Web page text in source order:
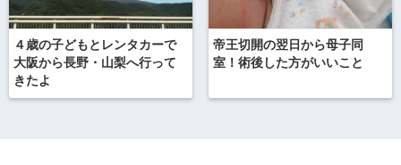
４歳の子どもとレンタカーで
大阪から長野・山梨へ行って
きたよ
帝王切開の翌日から母子同
室！術後した方がいいこと